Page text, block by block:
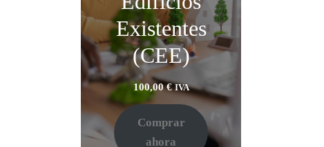
Existentes
(CEE)
100,00€ IVA
Comprar
ahora